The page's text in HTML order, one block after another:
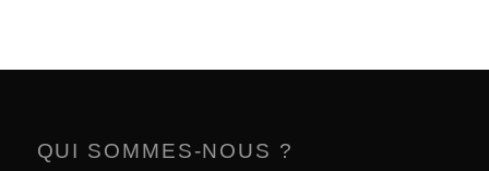
QUI SOMMES-NOUS ?